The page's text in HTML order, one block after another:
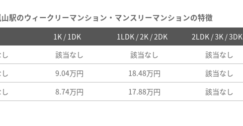
駅のウィークリーマンション・マンスリーマンションの特徴
1K / 1DK 1LDK / 2K / 2DK 2LDK / 3K / 3DK
該当なし 該当なし 該当なし
9.04万円 18.48万円 該当なし
8.74万円 17.88万円 該当なし